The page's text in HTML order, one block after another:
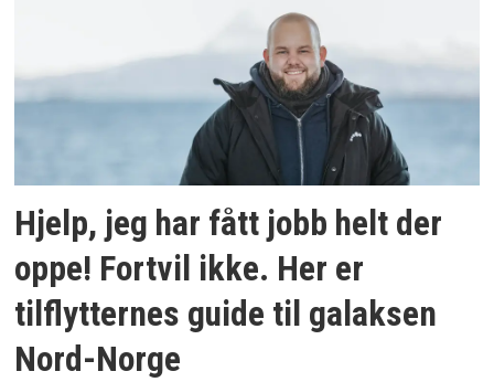
Hjelp, jeg har fått jobb helt der
oppe! Fortvil ikke. Her er
tilflytternes guide til galaksen
Nord-Norge